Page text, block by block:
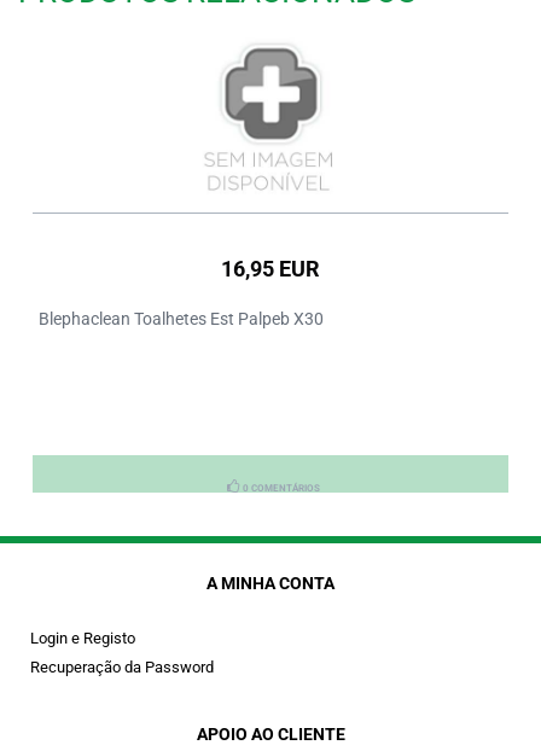
16,95 EUR
Blephaclean Toalhetes Est Palpeb X30
0 COMENTÁRIOS
A MINHA CONTA
Login e Registo
Recuperação da Password
APOIO AO CLIENTE